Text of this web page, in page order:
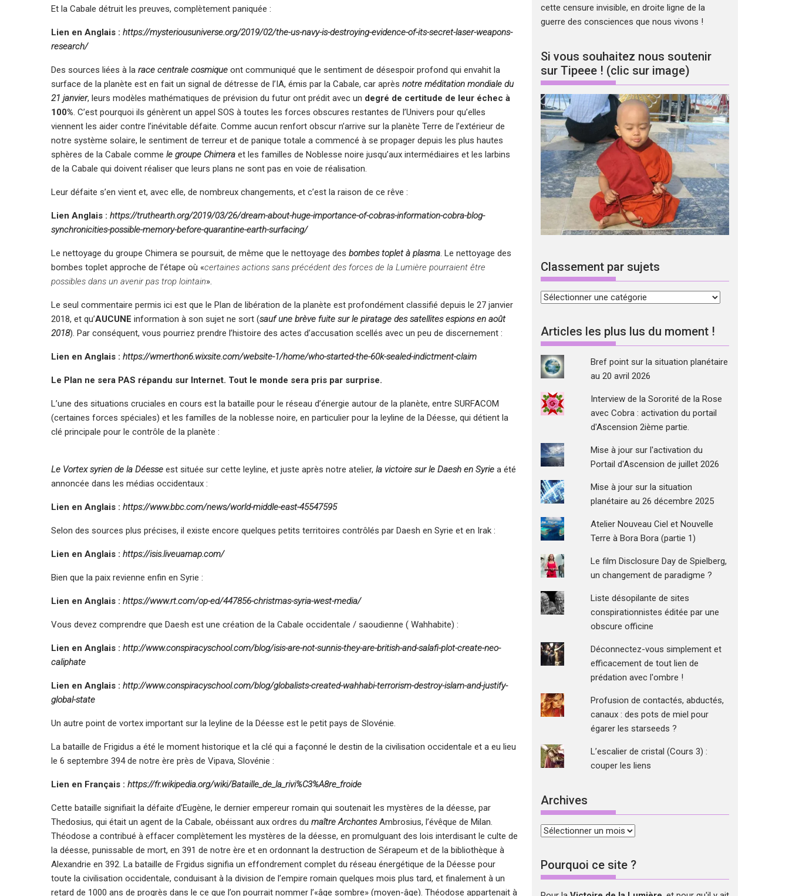
Et la Cabale détruit les preuves, complètement paniquée :
Lien en Anglais : https://mysteriousuniverse.org/2019/02/the-us-navy-is-destroying-evidence-of-its-secret-laser-weapons-
research/
Des sources liées à la race centrale cosmique ont communiqué que le sentiment de désespoir profond qui envahit la
surface de la planète est en fait un signal de détresse de l’IA, émis par la Cabale, car après notre méditation mondiale du
21 janvier, leurs modèles mathématiques de prévision du futur ont prédit avec un degré de certitude de leur échec à
100% . C’est pourquoi ils génèrent un appel SOS à toutes les forces obscures restantes de l’Univers pour qu’elles
viennent les aider contre l’inévitable défaite. Comme aucun renfort obscur n’arrive sur la planète Terre de l’extérieur de
notre système solaire, le sentiment de terreur et de panique totale a commencé à se propager depuis les plus hautes
sphères de la Cabale comme le groupe Chimera et les familles de Noblesse noire jusqu’aux intermédiaires et les larbins
de la Cabale qui doivent réaliser que leurs plans ne sont pas en voie de réalisation.
Leur défaite s’en vient et, avec elle, de nombreux changements, et c’est la raison de ce rêve :
Lien Anglais : https://truthearth.org/2019/03/26/dream-about-huge-importance-of-cobras-information-cobra-blog-
synchronicities-possible-memory-before-quarantine-earth-surfacing/
Le nettoyage du groupe Chimera se poursuit, de même que le nettoyage des bombes toplet à plasma . Le nettoyage des
bombes toplet approche de l’étape où «certaines actions sans précédent des forces de la Lumière pourraient être
possibles dans un avenir pas trop lointain».
Le seul commentaire permis ici est que le Plan de libération de la planète est profondément classifié depuis le 27 janvier
2018, et qu’AUCUNE information à son sujet ne sort (sauf une brève fuite sur le piratage des satellites espions en août
2018). Par conséquent, vous pourriez prendre l’histoire des actes d’accusation scellés avec un peu de discernement :
Lien en Anglais : https://wmerthon6.wixsite.com/website-1/home/who-started-the-60k-sealed-indictment-claim
Le Plan ne sera PAS répandu sur Internet. Tout le monde sera pris par surprise.
L’une des situations cruciales en cours est la bataille pour le réseau d’énergie autour de la planète, entre SURFACOM
(certaines forces spéciales) et les familles de la noblesse noire, en particulier pour la leyline de la Déesse, qui détient la
clé principale pour le contrôle de la planète :
Le Vortex syrien de la Déesse est située sur cette leyline, et juste après notre atelier, la victoire sur le Daesh en Syrie a été
annoncée dans les médias occidentaux :
Lien en Anglais : https://www.bbc.com/news/world-middle-east-45547595
Selon des sources plus précises, il existe encore quelques petits territoires contrôlés par Daesh en Syrie et en Irak :
Lien en Anglais : https://isis.liveuamap.com/
Bien que la paix revienne enfin en Syrie :
Lien en Anglais : https://www.rt.com/op-ed/447856-christmas-syria-west-media/
Vous devez comprendre que Daesh est une création de la Cabale occidentale / saoudienne ( Wahhabite) :
Lien en Anglais : http://www.conspiracyschool.com/blog/isis-are-not-sunnis-they-are-british-and-salafi-plot-create-neo-
caliphate
Lien en Anglais : http://www.conspiracyschool.com/blog/globalists-created-wahhabi-terrorism-destroy-islam-and-justify-
global-state
Un autre point de vortex important sur la leyline de la Déesse est le petit pays de Slovénie.
La bataille de Frigidus a été le moment historique et la clé qui a façonné le destin de la civilisation occidentale et a eu lieu
le 6 septembre 394 de notre ère près de Vipava, Slovénie :
Lien en Français : https://fr.wikipedia.org/wiki/Bataille_de_la_rivi%C3%A8re_froide
Cette bataille signifiait la défaite d’Eugène, le dernier empereur romain qui soutenait les mystères de la déesse, par
Thedosius, qui était un agent de la Cabale, obéissant aux ordres du maître ArchontesAmbrosius, l’évêque de Milan.
Théodose a contribué à effacer complètement les mystères de la déesse, en promulguant des lois interdisant le culte de
la déesse, punissable de mort, en 391 de notre ère et en ordonnant la destruction de Sérapeum et de la bibliothèque à
Alexandrie en 392. La bataille de Frgidus signifia un effondrement complet du réseau énergétique de la Déesse pour
toute la civilisation occidentale, conduisant à la division de l’empire romain quelques mois plus tard, et finalement à un
retard de 1000 ans de progrès dans le ce que l’on pourrait nommer l’«âge sombre» (moyen-âge). Théodose appartenait à
cette censure invisible, en droite ligne de la
guerre des consciences que nous vivons !
Si vous souhaitez nous soutenir
sur Tipeee ! (clic sur image)
Classement par sujets
Classement
sujets
Articles les plus lus du moment !
Bref point sur la situation planétaire
au 20 avril 2026
Interview de la Sororité de la Rose
avec Cobra : activation du portail
d'Ascension 2ième partie.
Mise à jour sur l'activation du
Portail d'Ascension de juillet 2026
Mise à jour sur la situation
planétaire au 26 décembre 2025
Atelier Nouveau Ciel et Nouvelle
Terre à Bora Bora (partie 1)
Le film Disclosure Day de Spielberg,
un changement de paradigme ?
Liste désopilante de sites
conspirationnistes éditée par une
obscure officine
Déconnectez-vous simplement et
efficacement de tout lien de
prédation avec l'ombre !
Profusion de contactés, abductés,
canaux : des pots de miel pour
égarer les starseeds ?
L’escalier de cristal (Cours 3) :
couper les liens
Archives
Archives
Pourquoi ce site ?